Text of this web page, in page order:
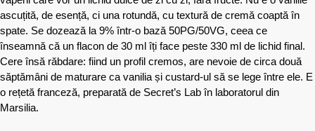
ascuțită, de esență, ci una rotundă, cu textură de cremă coaptă în
spate. Se dozează la 9% într-o bază 50PG/50VG, ceea ce
înseamnă că un flacon de 30 ml îți face peste 330 ml de lichid final.
Cere însă răbdare: fiind un profil cremos, are nevoie de circa două
săptămâni de maturare ca vanilia și custard-ul să se lege între ele. E
o rețetă franceză, preparată de Secret’s Lab în laboratorul din
Marsilia.